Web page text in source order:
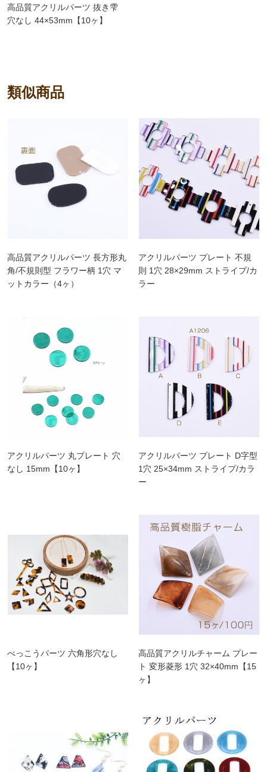
高品質アクリルパーツ 抜き雫
穴なし 44×53mm【10ヶ】
類似商品
高品質アクリルパーツ 長方形丸
角/不規則型 フラワー柄 1穴 マ
ットカラー（4ヶ）
アクリルパーツ プレート 不規
則 1穴 28×29mm ストライプ/カ
ラー
アクリルパーツ 丸プレート 穴
なし 15mm【10ヶ】
アクリルパーツ プレート D字型
1穴 25×34mm ストライプ/カラ
ー
べっこうパーツ 六角形穴なし
【10ヶ】
高品質アクリルチャーム プレー
ト 変形菱形 1穴 32×40mm【15
ヶ】